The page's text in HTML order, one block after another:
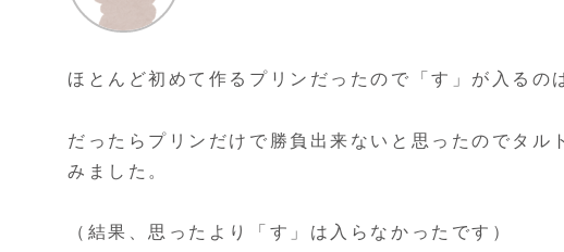
ほとんど初めて作るプリンだったので「す」が入るの
だったらプリンだけで勝負出来ないと思ったのでタル
みました。
（結果、思ったより「す」は入らなかったです）